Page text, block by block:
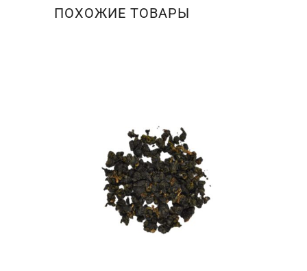
ПОХОЖИЕ ТОВАРЫ